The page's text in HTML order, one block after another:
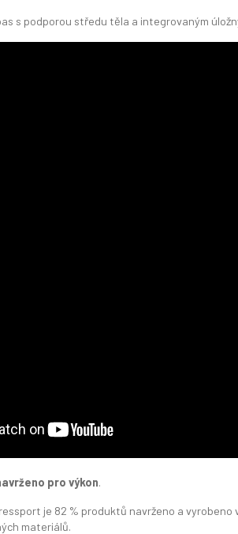
s podporou středu těla a integrovaným
pro výkon.
je 82 % produktů navrženo a
materiálů.